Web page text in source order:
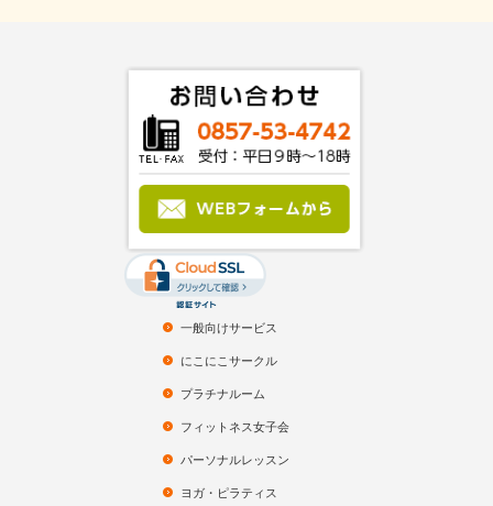
一般向けサービス
にこにこサークル
プラチナルーム
フィットネス女子会
パーソナルレッスン
ヨガ・ピラティス